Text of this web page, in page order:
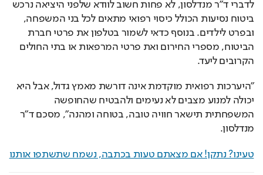
הקרובים ליעד.
מנדלסון.
טעינו? נתקן! אם מצאתם טעות בכתבה, נשמח שתשתפו אותנו